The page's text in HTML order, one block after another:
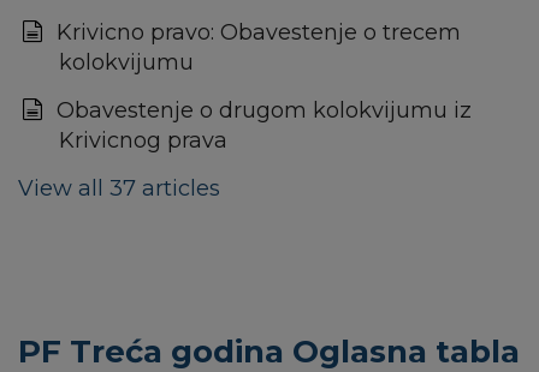
Krivicno pravo: Obavestenje o trecem
kolokvijumu
Obavestenje o drugom kolokvijumu iz
Krivicnog prava
View all 37 articles
PF Treća godina Oglasna tabla